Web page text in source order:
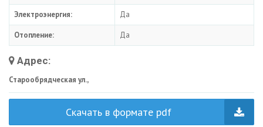
Электроэнергия: Да
Отопление: Да
Адрес:
Старообрядческая ул.,
Скачать в формате pdf